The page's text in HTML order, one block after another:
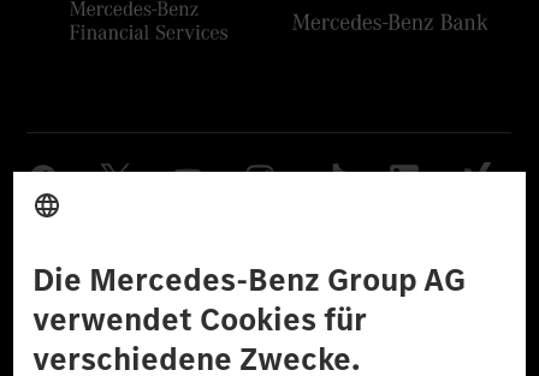
Datenschutz Lizenzhinweise Dritter Barrierefreiheit
© 2026 Mercedes-Benz Group AG. Alle Rechte vorbehalten.